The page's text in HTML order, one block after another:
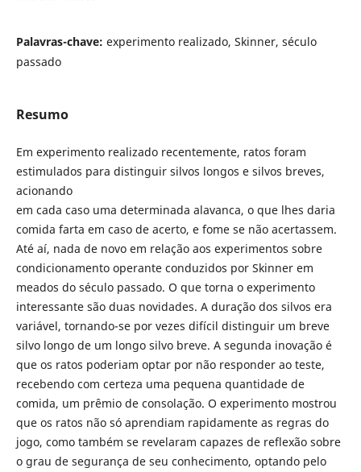
Palavras-chave: experimento realizado, Skinner, século
passado
Resumo
Em experimento realizado recentemente, ratos foram
estimulados para distinguir silvos longos e silvos breves,
acionando
em cada caso uma determinada alavanca, o que lhes daria
comida farta em caso de acerto, e fome se não acertassem.
Até aí, nada de novo em relação aos experimentos sobre
condicionamento operante conduzidos por Skinner em
meados do século passado. O que torna o experimento
interessante são duas novidades. A duração dos silvos era
variável, tornando-se por vezes difícil distinguir um breve
silvo longo de um longo silvo breve. A segunda inovação é
que os ratos poderiam optar por não responder ao teste,
recebendo com certeza uma pequena quantidade de
comida, um prêmio de consolação. O experimento mostrou
que os ratos não só aprendiam rapidamente as regras do
jogo, como também se revelaram capazes de reflexão sobre
o grau de segurança de seu conhecimento, optando pelo